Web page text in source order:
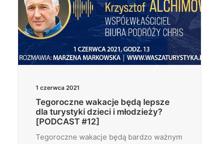
1 czerwca 2021
Tegoroczne wakacje będą lepsze
dla turystyki dzieci i młodzieży?
[PODCAST #12]
Tegoroczne wakacje będą bardzo ważnym